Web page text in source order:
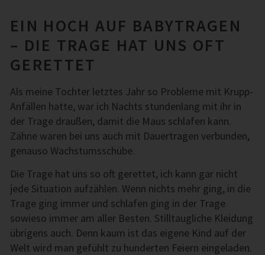
EIN HOCH AUF BABYTRAGEN
– DIE TRAGE HAT UNS OFT
GERETTET
Als meine Tochter letztes Jahr so Probleme mit Krupp-
Anfällen hatte, war ich Nachts stundenlang mit ihr in
der Trage draußen, damit die Maus schlafen kann.
Zähne waren bei uns auch mit Dauertragen verbunden,
genauso Wachstumsschübe.
Die Trage hat uns so oft gerettet, ich kann gar nicht
jede Situation aufzählen. Wenn nichts mehr ging, in die
Trage ging immer und schlafen ging in der Trage
sowieso immer am aller Besten. Stilltaugliche Kleidung
übrigens auch. Denn kaum ist das eigene Kind auf der
Welt wird man gefühlt zu hunderten Feiern eingeladen.